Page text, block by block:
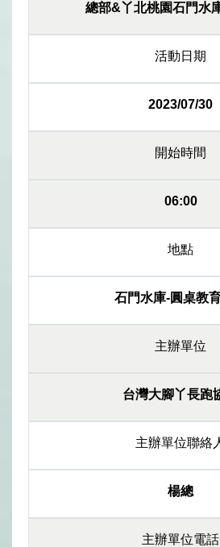
總部&丫北桃園石門水
活動日期
2023/07/30
開始時間
06:00
地點
石門水庫-圓桌教
主辦單位
台灣大腳丫長跑
主辦單位聯絡
楊總
主辦單位電話